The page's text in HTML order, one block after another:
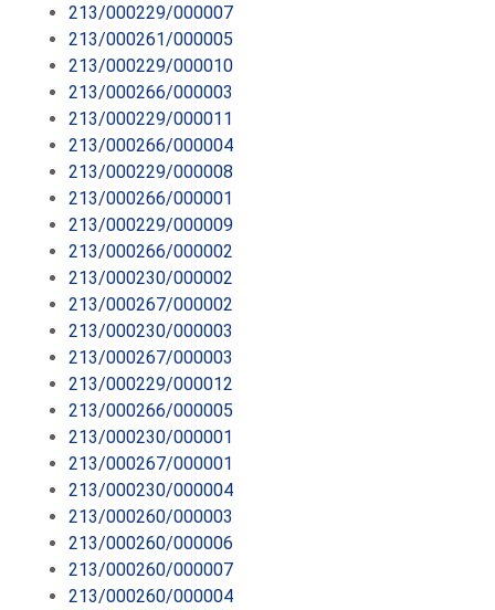
213/000229/000007
213/000261/000005
213/000229/000010
213/000266/000003
213/000229/000011
213/000266/000004
213/000229/000008
213/000266/000001
213/000229/000009
213/000266/000002
213/000230/000002
213/000267/000002
213/000230/000003
213/000267/000003
213/000229/000012
213/000266/000005
213/000230/000001
213/000267/000001
213/000230/000004
213/000260/000003
213/000260/000006
213/000260/000007
213/000260/000004